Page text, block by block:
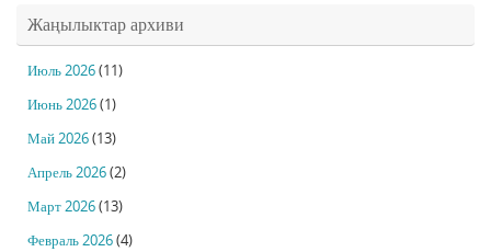
Жаңылыктар архиви
Июль 2026(11)
Июнь 2026(1)
Май 2026(13)
Апрель 2026(2)
Март 2026(13)
Февраль 2026(4)